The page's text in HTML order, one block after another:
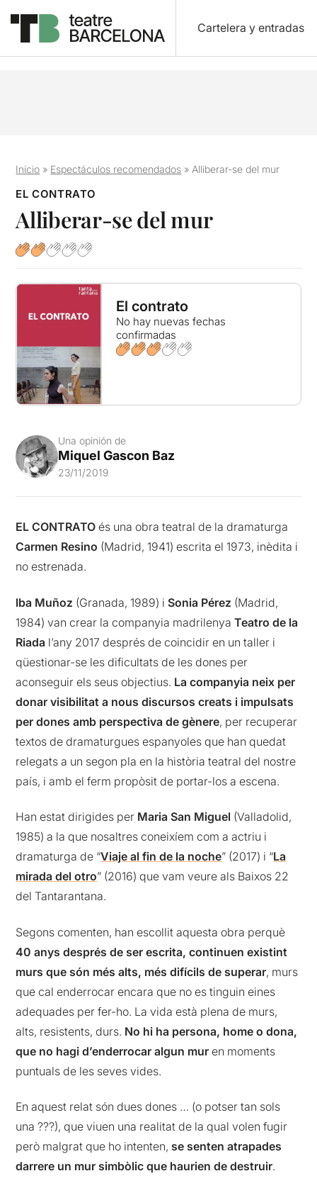
Cartelera y entradas
Inicio » Espectáculos recomendados » Alliberar-se del mur
EL CONTRATO
Alliberar-se del mur
El contrato
No hay nuevas fechas
confirmadas
Una opinión de
Miquel Gascon Baz
23/11/2019
EL CONTRATO és una obra teatral de la dramaturga
Carmen Resino (Madrid, 1941) escrita el 1973, inèdita i
no estrenada.
lba Muñoz (Granada, 1989) iSonia Pérez (Madrid,
1984) van crear la companyia madrilenyaTeatro de la
Riada l’any 2017 després de coincidir en un taller i
qüestionar-se les dificultats de les dones per
aconseguir els seus objectius. La companyia neix per
donar visibilitat a nous discursos creats i impulsats
per dones amb perspectiva de gènere, per recuperar
textos de dramaturgues espanyoles que han quedat
relegats a un segon pla en la història teatral del nostre
país, i amb el ferm propòsit de portar-los a escena.
Han estat dirigides per Maria San Miguel (Valladolid,
1985) a la que nosaltres coneixíem com a actriu i
dramaturga de “Viaje al fin de la noche” (2017) i “La
mirada del otro” (2016) que vam veure als Baixos 22
del Tantarantana.
Segons comenten, han escollit aquesta obra perquè
40 anys després de ser escrita, continuen existint
murs que són més alts, més difícils de superar, murs
que cal enderrocar encara que no es tinguin eines
adequades per fer-ho. La vida està plena de murs,
alts, resistents, durs. No hi ha persona, home o dona,
que no hagi d’enderrocar algun muren moments
puntuals de les seves vides.
En aquest relat són dues dones … (o potser tan sols
una ???), que viuen una realitat de la qual volen fugir
però malgrat que ho intenten, se senten atrapades
darrere un mur simbòlic que haurien de destruir.